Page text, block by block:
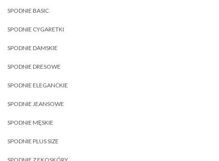
SPODNIE BASIC
SPODNIE CYGARETKI
SPODNIE DAMSKIE
SPODNIE DRESOWE
SPODNIE ELEGANCKIE
SPODNIE JEANSOWE
SPODNIE MĘSKIE
SPODNIE PLUS SIZE
SPODNIE Z EKOSKÓRY